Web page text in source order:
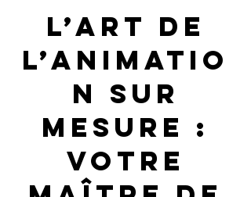
L’art de
l’animatio
n sur
mesure :
Votre